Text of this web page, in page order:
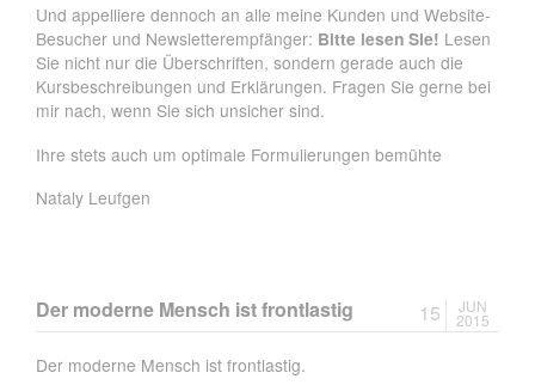
Und appelliere dennoch an alle meine Kunden und Website-
Besucher und Newsletterempfänger: Bitte lesen Sie! Lesen
Sie nicht nur die Überschriften, sondern gerade auch die
Kursbeschreibungen und Erklärungen. Fragen Sie gerne bei
mir nach, wenn Sie sich unsicher sind.
Ihre stets auch um optimale Formulierungen bemühte
Nataly Leufgen
Der moderne Mensch ist frontlastig 15 JUN
2015
Der moderne Mensch ist frontlastig.